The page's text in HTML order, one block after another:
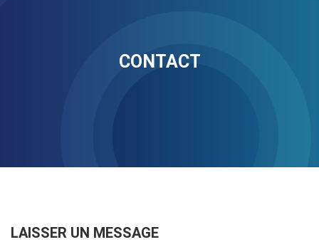
CONTACT
LAISSER UN MESSAGE